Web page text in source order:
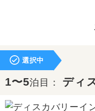
選択中
1〜5泊目： ディ